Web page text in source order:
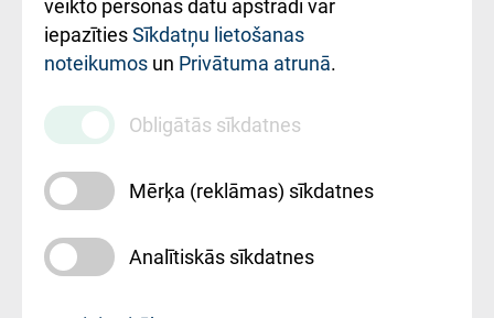
iestādes kods
010000234
Maksas
pakalpojumu
cenrādis
veikto personas datu apstrādi var
iepazītiesSīkdatņu lietošanas
noteikumos un Privātuma atrunā.
Obligātās sīkdatnes
Mērķa (reklāmas) sīkdatnes
Analītiskās sīkdatnes